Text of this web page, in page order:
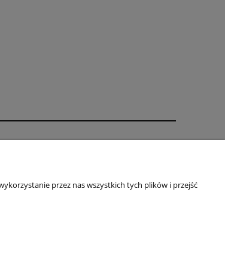
Indywidualny projektprzez nas wszystkich tych plików i przejść